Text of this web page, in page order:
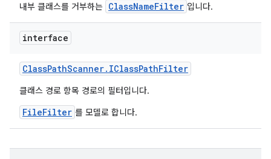
내부 클래스를 거부하는 ClassNameFilter 입니다.
interface
ClassPathScanner. IClassPathFilter
클래스 경로 항목 경로의 필터입니다.
FileFilter 를 모델로 합니다.